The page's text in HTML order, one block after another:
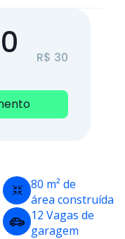
R$ 30
80 m² de
área construída
12 Vagas de
garagem